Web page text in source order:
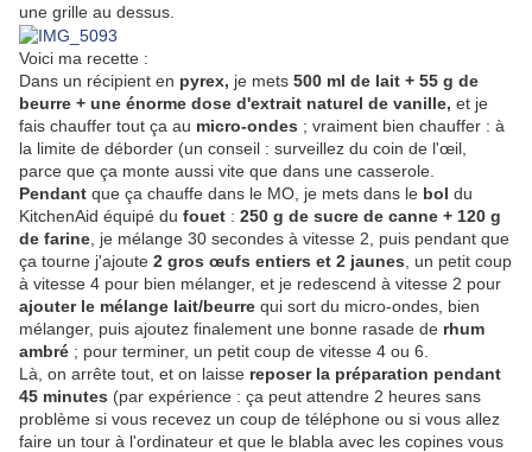
une grille au dessus.
Voici ma recette :
Dans un récipient en pyrex, je mets 500 ml de lait + 55 g de
beurre + une énorme dose d'extrait naturel de vanille, et je
fais chauffer tout ça au micro-ondes ; vraiment bien chauffer : à
la limite de déborder (un conseil : surveillez du coin de l'œil,
parce que ça monte aussi vite que dans une casserole.
Pendant que ça chauffe dans le MO, je mets dans le bol du
KitchenAid équipé du fouet : 250 g de sucre de canne + 120 g
de farine , je mélange 30 secondes à vitesse 2, puis pendant que
ça tourne j'ajoute 2 gros œufs entiers et 2 jaunes , un petit coup
à vitesse 4 pour bien mélanger, et je redescend à vitesse 2 pour
ajouter le mélange lait/beurre qui sort du micro-ondes, bien
mélanger, puis ajoutez finalement une bonne rasade de rhum
ambré ; pour terminer, un petit coup de vitesse 4 ou 6.
Là, on arrête tout, et on laisse reposer la préparation pendant
45 minutes (par expérience : ça peut attendre 2 heures sans
problème si vous recevez un coup de téléphone ou si vous allez
faire un tour à l'ordinateur et que le blabla avec les copines vous